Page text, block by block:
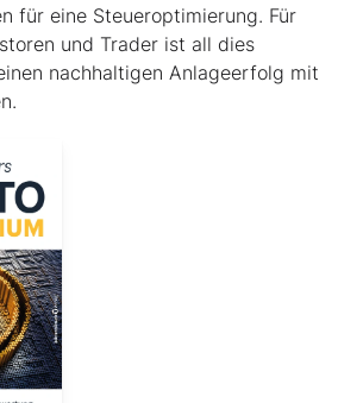
für eine Steueroptimierung. Für
und Trader ist all dies
nachhaltigen Anlageerfolg mit